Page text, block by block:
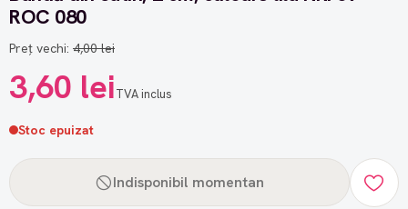
ROC 080
Preț vechi: 4,00 lei
3,60 leiTVA inclus
Stoc epuizat
Indisponibil momentan